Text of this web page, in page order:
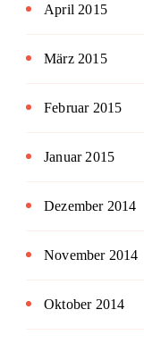
April 2015
März 2015
Februar 2015
Januar 2015
Dezember 2014
November 2014
Oktober 2014